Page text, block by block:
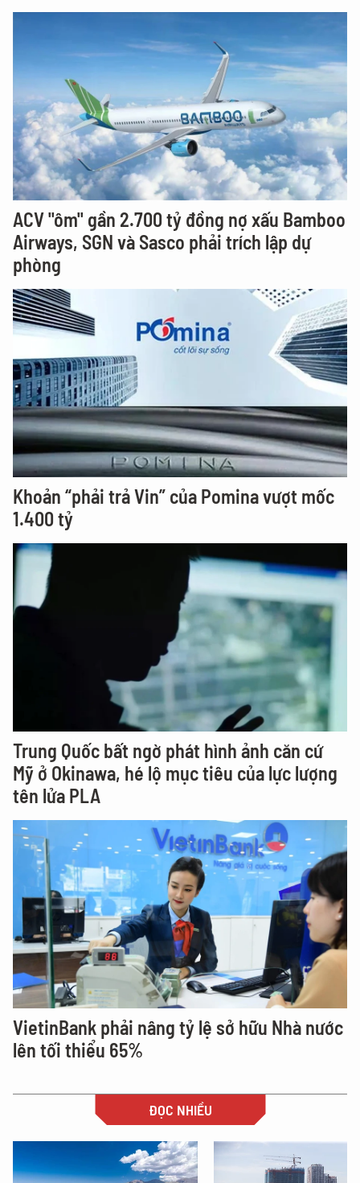
ACV "ôm" gần 2.700 tỷ đồng nợ xấu Bamboo
Airways, SGN và Sasco phải trích lập dự
phòng
Khoản “phải trả Vin” của Pomina vượt mốc
1.400 tỷ
Trung Quốc bất ngờ phát hình ảnh căn cứ
Mỹ ở Okinawa, hé lộ mục tiêu của lực lượng
tên lửa PLA
VietinBank phải nâng tỷ lệ sở hữu Nhà nước
lên tối thiểu 65%
ĐỌC NHIỀU